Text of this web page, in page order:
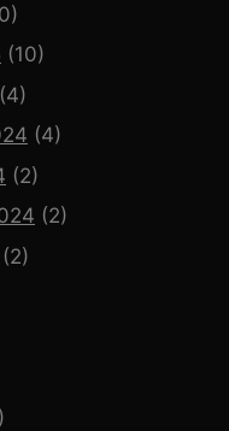
(10)
(4)
(4)
(2)
(2)
(2)